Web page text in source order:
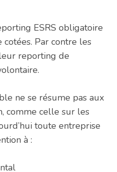
ESRS obligatoire
Par contre les
reporting de
ne se résume pas aux
comme celle sur les
toute entreprise
à :